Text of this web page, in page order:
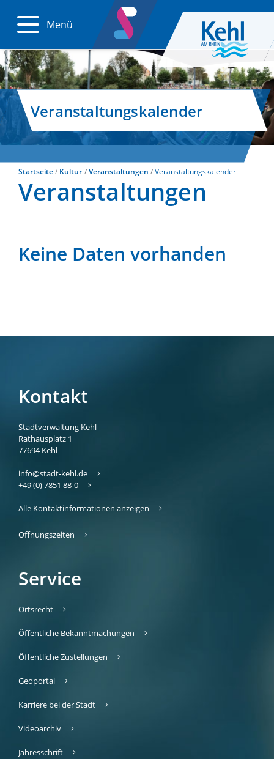
Menü
Veranstaltungskalender
Startseite Kultur Veranstaltungen Veranstaltungskalender
Veranstaltungen
Keine Daten vorhanden
Kontakt
Stadtverwaltung Kehl
Rathausplatz 1
77694 Kehl
info@stadt-kehl.de
+49 (0) 7851 88-0
Alle Kontaktinformationen anzeigen
Öffnungszeiten
Service
Ortsrecht
Öffentliche Bekanntmachungen
Öffentliche Zustellungen
Geoportal
Karriere bei der Stadt
Videoarchiv
Jahresschrift